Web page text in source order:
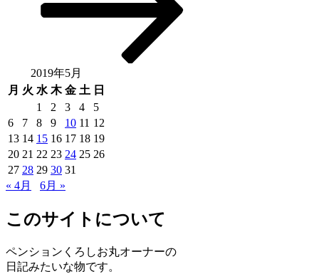
2019年5月
月 火 水 木 金 土 日
1
2 3 4
5
6
7 8 9 10 11 12
13 14 15 16 17 18 19
20 21 22 23 24 25 26
27 28 29 30 31
« 4月
6月 »
このサイトについて
ペンションくろしお丸オーナーの
日記みたいな物です。